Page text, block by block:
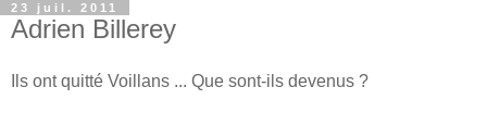
23 juil. 2011
Adrien Billerey
Ils ont quitté Voillans ... Que sont-ils devenus ?